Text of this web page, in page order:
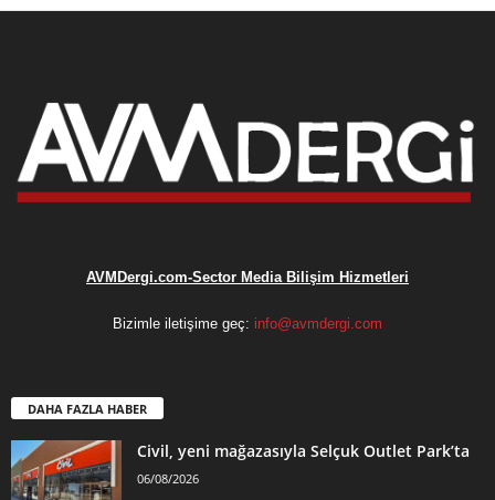
AVMDergi.com-Sector Media Bilişim Hizmetleri
Bizimle iletişime geç: info@avmdergi.com
DAHA FAZLA HABER
Civil, yeni mağazasıyla Selçuk Outlet Park’ta
06/08/2026